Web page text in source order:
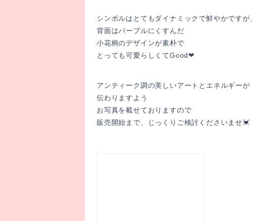
シンボルはとてもダイナミックで鮮やかですが、
背面はパープルにくすんだ
小花柄のデザインが素朴で
とっても可愛らしくてGood❤︎
アンティーク調の美しいアートとエネルギーが
伝わりますよう
お写真を載せておりますので
販売開始まで、じっくりご検討くださいませ💓